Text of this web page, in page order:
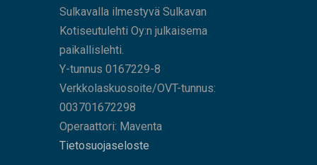
Sulkavalla ilmestyvä Sulkavan
Kotiseutulehti Oy:n julkaisema
paikallislehti.
Y-tunnus 0167229-8
Verkkolaskuosoite/OVT-tunnus:
003701672298
Operaattori: Maventa
Tietosuojaseloste